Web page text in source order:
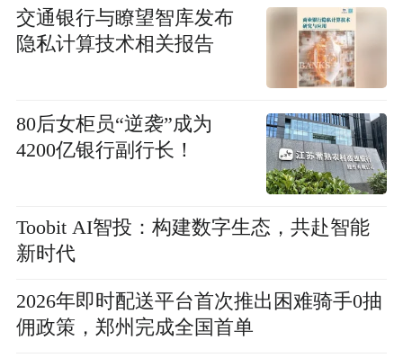
交通银行与瞭望智库发布
隐私计算技术相关报告
80后女柜员“逆袭”成为
4200亿银行副行长！
Toobit AI智投：构建数字生态，共赴智能
新时代
2026年即时配送平台首次推出困难骑手0抽
佣政策，郑州完成全国首单